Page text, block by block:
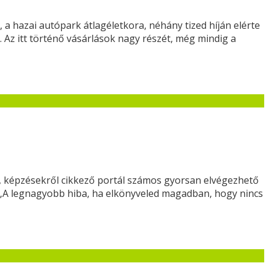
hazai autópark átlagéletkora, néhány tized híján elérte
itt történő vásárlások nagy részét, még mindig a
cikkező portál számos gyorsan elvégezhető
legnagyobb hiba, ha elkönyveled magadban, hogy nincs